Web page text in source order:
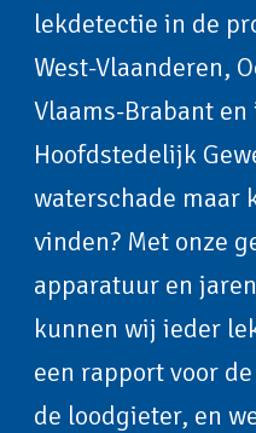
lekdetectie in de
West-Vlaanderen,
Vlaams-Brabant
Hoofdstedelijk
waterschade maar
vinden? Met onze
apparatuur en
kunnen wij ieder
een rapport voor
de loodgieter, en